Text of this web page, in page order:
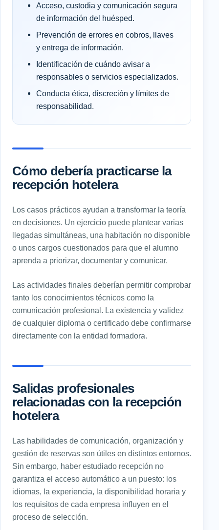
Acceso, custodia y comunicación segura
de información del huésped.
Prevención de errores en cobros, llaves
y entrega de información.
Identificación de cuándo avisar a
responsables o servicios especializados.
Conducta ética, discreción y límites de
responsabilidad.
Cómo debería practicarse la
recepción hotelera
Los casos prácticos ayudan a transformar la teoría
en decisiones. Un ejercicio puede plantear varias
llegadas simultáneas, una habitación no disponible
o unos cargos cuestionados para que el alumno
aprenda a priorizar, documentar y comunicar.
Las actividades finales deberían permitir comprobar
tanto los conocimientos técnicos como la
comunicación profesional. La existencia y validez
de cualquier diploma o certificado debe confirmarse
directamente con la entidad formadora.
Salidas profesionales
relacionadas con la recepción
hotelera
Las habilidades de comunicación, organización y
gestión de reservas son útiles en distintos entornos.
Sin embargo, haber estudiado recepción no
garantiza el acceso automático a un puesto: los
idiomas, la experiencia, la disponibilidad horaria y
los requisitos de cada empresa influyen en el
proceso de selección.